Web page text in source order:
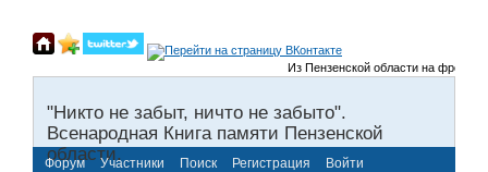
Из Пензенской области на фронты
"Никто не забыт, ничто не забыто".
Всенародная Книга памяти Пензенской
области.
Форум Участники Поиск Регистрация Войти